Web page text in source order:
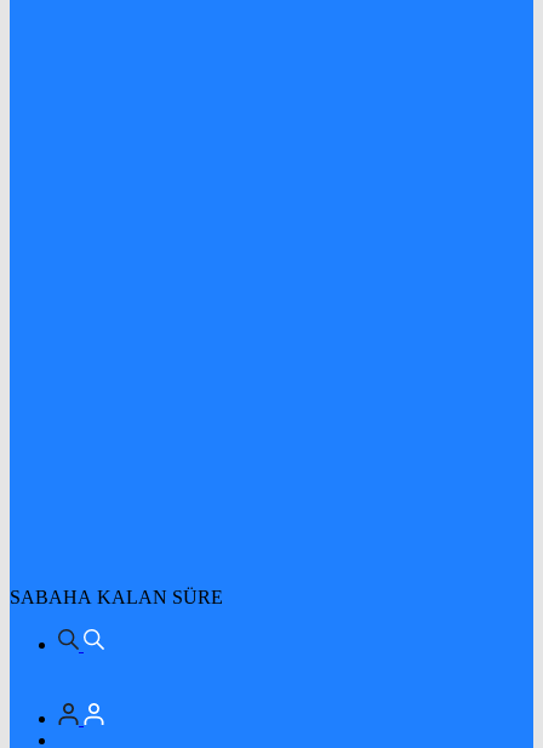
SABAHA KALAN SÜRE